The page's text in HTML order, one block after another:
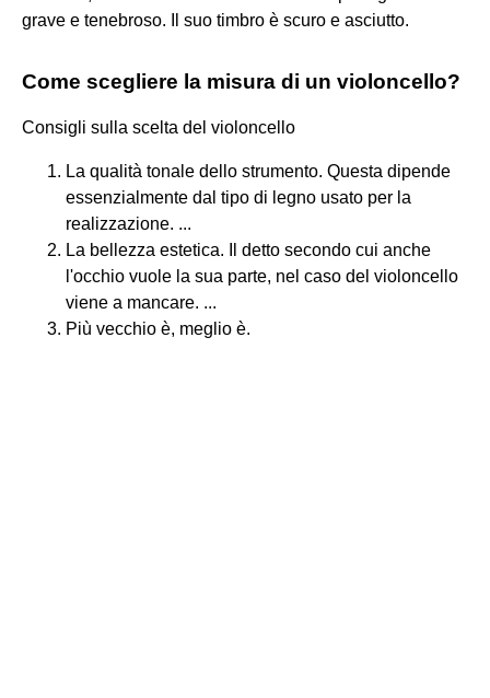
grave e tenebroso. Il suo timbro è scuro e asciutto.
Come scegliere la misura di un violoncello?
Consigli sulla scelta del violoncello
La qualità tonale dello strumento. Questa dipende
essenzialmente dal tipo di legno usato per la
realizzazione. ...
La bellezza estetica. Il detto secondo cui anche
l'occhio vuole la sua parte, nel caso del violoncello
viene a mancare. ...
Più vecchio è, meglio è.